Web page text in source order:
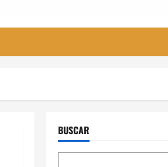
BUSCAR